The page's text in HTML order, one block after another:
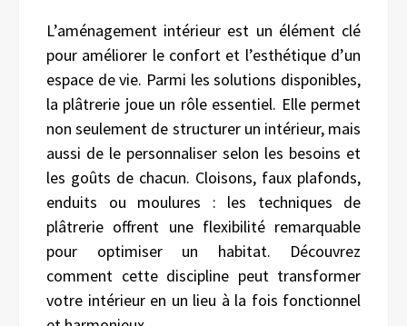
L’aménagement intérieur est un élément clé
pour améliorer le confort et l’esthétique d’un
espace de vie. Parmi les solutions disponibles,
la plâtrerie joue un rôle essentiel. Elle permet
non seulement de structurer un intérieur, mais
aussi de le personnaliser selon les besoins et
les goûts de chacun. Cloisons, faux plafonds,
enduits ou moulures : les techniques de
plâtrerie offrent une flexibilité remarquable
pour optimiser un habitat. Découvrez
comment cette discipline peut transformer
votre intérieur en un lieu à la fois fonctionnel